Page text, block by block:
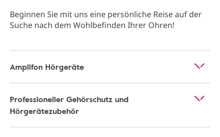
Beginnen Sie mit uns eine persönliche Reise auf der
Suche nach dem Wohlbefinden Ihrer Ohren!
Amplifon Hörgeräte
Professioneller Gehörschutz und
Hörgerätezubehör